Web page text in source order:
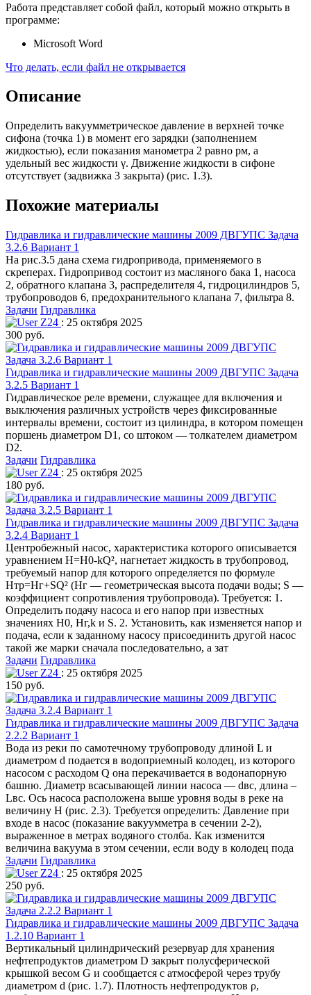
Работа представляет собой файл, который можно открыть в
программе:
Microsoft Word
Что делать, если файл не открывается
Описание
Определить вакуумметрическое давление в верхней точке
сифона (точка 1) в момент его зарядки (заполнением
жидкостью), если показания манометра 2 равно рм, а
удельный вес жидкости γ. Движение жидкости в сифоне
отсутствует (задвижка 3 закрыта) (рис. 1.3).
Похожие материалы
Гидравлика и гидравлические машины 2009 ДВГУПС Задача
3.2.6 Вариант 1
На рис.3.5 дана схема гидропривода, применяемого в
скреперах. Гидропривод состоит из масляного бака 1, насоса
2, обратного клапана 3, распределителя 4, гидроцилиндров 5,
трубопроводов 6, предохранительного клапана 7, фильтра 8.
Задачи Гидравлика
Z24 : 25 октября 2025
300 руб.
Гидравлика и гидравлические машины 2009 ДВГУПС Задача
3.2.5 Вариант 1
Гидравлическое реле времени, служащее для включения и
выключения различных устройств через фиксированные
интервалы времени, состоит из цилиндра, в котором помещен
поршень диаметром D1, со штоком — толкателем диаметром
D2.
Задачи Гидравлика
Z24 : 25 октября 2025
180 руб.
Гидравлика и гидравлические машины 2009 ДВГУПС Задача
3.2.4 Вариант 1
Центробежный насос, характеристика которого описывается
уравнением Н=Н0-kQ², нагнетает жидкость в трубопровод,
требуемый напор для которого определяется по формуле
Нтр=Нг+SQ² (Нг — геометрическая высота подачи воды; S —
коэффициент сопротивления трубопровода). Требуется: 1.
Определить подачу насоса и его напор при известных
значениях Н0, Нг,k и S. 2. Установить, как изменяется напор и
подача, если к заданному насосу присоединить другой насос
такой же марки сначала последовательно, а зат
Задачи Гидравлика
Z24 : 25 октября 2025
150 руб.
Гидравлика и гидравлические машины 2009 ДВГУПС Задача
2.2.2 Вариант 1
Вода из реки по самотечному трубопроводу длиной L и
диаметром d подается в водоприемный колодец, из которого
насосом с расходом Q она перекачивается в водонапорную
башню. Диаметр всасывающей линии насоса — dвс, длина –
Lвс. Ось насоса расположена выше уровня воды в реке на
величину Н (рис. 2.3). Требуется определить: Давление при
входе в насос (показание вакуумметра в сечении 2-2),
выраженное в метрах водяного столба. Как изменится
величина вакуума в этом сечении, если воду в колодец пода
Задачи Гидравлика
Z24 : 25 октября 2025
250 руб.
Гидравлика и гидравлические машины 2009 ДВГУПС Задача
1.2.10 Вариант 1
Вертикальный цилиндрический резервуар для хранения
нефтепродуктов диаметром D закрыт полусферической
крышкой весом G и сообщается с атмосферой через трубу
диаметром d (рис. 1.7). Плотность нефтепродуктов ρ,